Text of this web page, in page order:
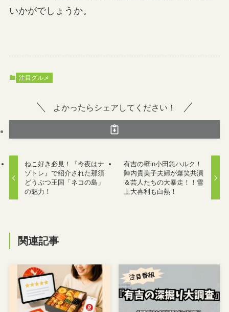
いかがでしょうか。
注目グルメ
よかったらシェアしてください！
ねこ好き必見！『今夜はナ
ゾトレ』で紹介された那須
どうぶつ王国「ネコの島」
の魅力！
有吉の壁in小田急ハルク！
陣内貴美子夫婦が爆笑共演
＆芸人たちの大暴走！！雪
上大喜利も白熱！
関連記事